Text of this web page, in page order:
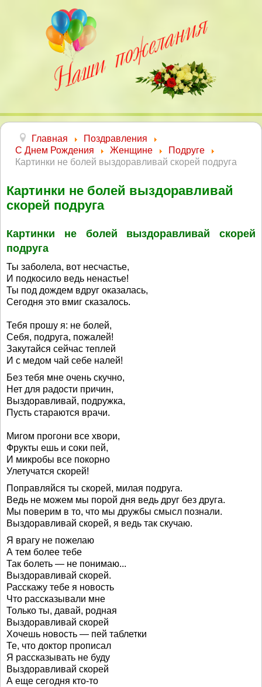
Главная
Поздравления
С Днем Рождения
Женщине
Подруге
Картинки не болей выздоравливай скорей подруга
Картинки не болей выздоравливай
скорей подруга
Картинки не болей выздоравливай скорей
подруга
Ты заболела, вот несчастье,
И подкосило ведь ненастье!
Ты под дождем вдруг оказалась,
Сегодня это вмиг сказалось.
Тебя прошу я: не болей,
Себя, подруга, пожалей!
Закутайся сейчас теплей
И с медом чай себе налей!
Без тебя мне очень скучно,
Нет для радости причин,
Выздоравливай, подружка,
Пусть стараются врачи.
Мигом прогони все хвори,
Фрукты ешь и соки пей,
И микробы все покорно
Улетучатся скорей!
Поправляйся ты скорей, милая подруга.
Ведь не можем мы порой дня ведь друг без друга.
Мы поверим в то, что мы дружбы смысл познали.
Выздоравливай скорей, я ведь так скучаю.
Я врагу не пожелаю
А тем более тебе
Так болеть — не понимаю...
Выздоравливай скорей.
Расскажу тебе я новость
Что рассказывали мне
Только ты, давай, родная
Выздоравливай скорей
Хочешь новость — пей таблетки
Те, что доктор прописал
Я рассказывать не буду
Выздоравливай скорей
А еще сегодня кто-то